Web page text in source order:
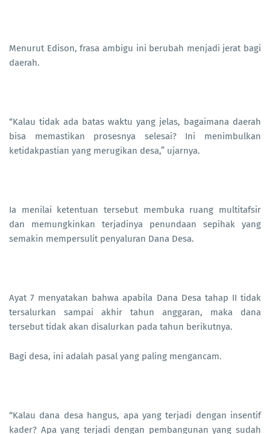
Menurut Edison, frasa ambigu ini berubah menjadi jerat bagi
daerah.
“Kalau tidak ada batas waktu yang jelas, bagaimana daerah
bisa memastikan prosesnya selesai? Ini menimbulkan
ketidakpastian yang merugikan desa,” ujarnya.
Ia menilai ketentuan tersebut membuka ruang multitafsir
dan memungkinkan terjadinya penundaan sepihak yang
semakin mempersulit penyaluran Dana Desa.
Ayat 7 menyatakan bahwa apabila Dana Desa tahap II tidak
tersalurkan sampai akhir tahun anggaran, maka dana
tersebut tidak akan disalurkan pada tahun berikutnya.
Bagi desa, ini adalah pasal yang paling mengancam.
“Kalau dana desa hangus, apa yang terjadi dengan insentif
kader? Apa yang terjadi dengan pembangunan yang sudah